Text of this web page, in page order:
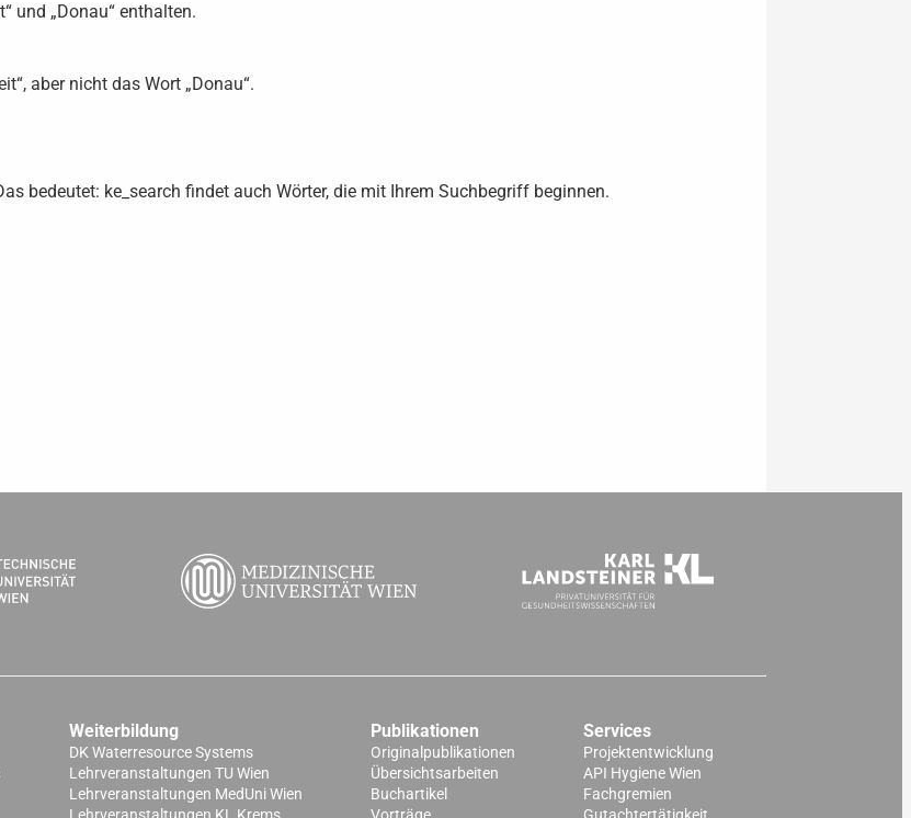
und „Donau“ enthalten.
aber nicht das Wort „Donau“.
bedeutet: ke_search findet auch Wörter, die mit Ihrem Suchbegriff beginnen.
Weiterbildung
DK Waterresource Systems
Lehrveranstaltungen TU Wien
Lehrveranstaltungen MedUni Wien
Publikationen
Originalpublikationen
Übersichtsarbeiten
Buchartikel
Services
Projektentwicklung
API Hygiene Wien
Fachgremien